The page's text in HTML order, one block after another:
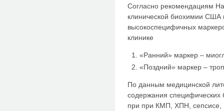
Согласно рекомендациям
клинической биохимии США
высокоспецифичных
клинике
«Ранний» маркер –
«Поздний» маркер –
По данным медицинской
содержания специфических
при при КМП, ХПН, сепсисе,